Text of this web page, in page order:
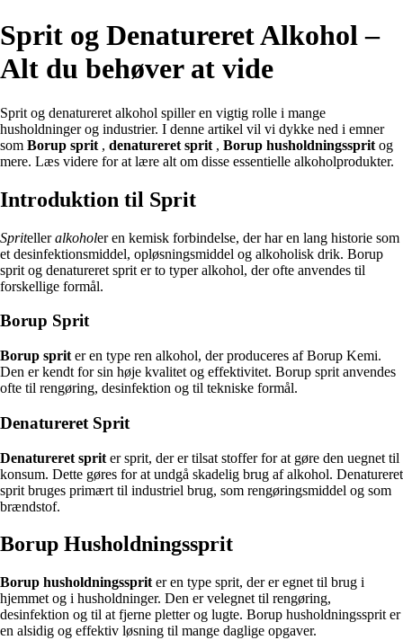
Sprit og Denatureret Alkohol –
Alt du behøver at vide
Sprit og denatureret alkohol spiller en vigtig rolle i mange
husholdninger og industrier. I denne artikel vil vi dykke ned i emner
som Borup sprit , denatureret sprit , Borup husholdningssprit og
mere. Læs videre for at lære alt om disse essentielle alkoholprodukter.
Introduktion til Sprit
Spritelleralkoholer en kemisk forbindelse, der har en lang historie som
et desinfektionsmiddel, opløsningsmiddel og alkoholisk drik. Borup
sprit og denatureret sprit er to typer alkohol, der ofte anvendes til
forskellige formål.
Borup Sprit
Borup sprit er en type ren alkohol, der produceres af Borup Kemi.
Den er kendt for sin høje kvalitet og effektivitet. Borup sprit anvendes
ofte til rengøring, desinfektion og til tekniske formål.
Denatureret Sprit
Denatureret sprit er sprit, der er tilsat stoffer for at gøre den uegnet til
konsum. Dette gøres for at undgå skadelig brug af alkohol. Denatureret
sprit bruges primært til industriel brug, som rengøringsmiddel og som
brændstof.
Borup Husholdningssprit
Borup husholdningssprit er en type sprit, der er egnet til brug i
hjemmet og i husholdninger. Den er velegnet til rengøring,
desinfektion og til at fjerne pletter og lugte. Borup husholdningssprit er
en alsidig og effektiv løsning til mange daglige opgaver.